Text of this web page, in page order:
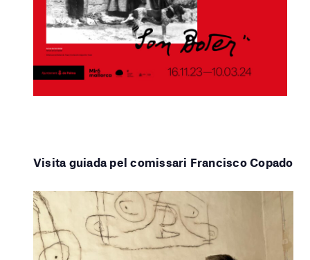
Visita guiada pel comissari Francisco Copado